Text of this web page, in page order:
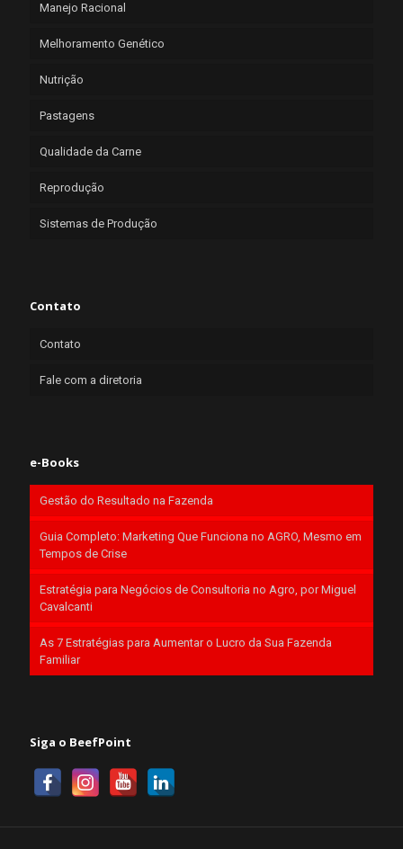
Manejo Racional
Melhoramento Genético
Nutrição
Pastagens
Qualidade da Carne
Reprodução
Sistemas de Produção
Contato
Contato
Fale com a diretoria
e-Books
Gestão do Resultado na Fazenda
Guia Completo: Marketing Que Funciona no AGRO, Mesmo em
Tempos de Crise
Estratégia para Negócios de Consultoria no Agro, por Miguel
Cavalcanti
As 7 Estratégias para Aumentar o Lucro da Sua Fazenda
Familiar
Siga o BeefPoint